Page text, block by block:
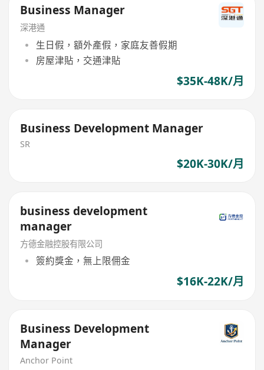
Business Manager
深港通
生日假，額外產假，家庭友善假期
房屋津貼，交通津貼
$35K-48K/月
Business Development Manager
SR
$20K-30K/月
business development
manager
方德金融控股有限公司
簽約獎金，無上限佣金
$16K-22K/月
Business Development
Manager
Anchor Point